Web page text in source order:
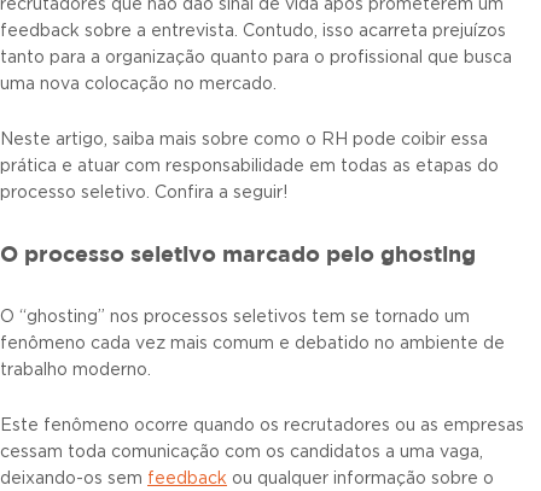
recrutadores que não dão sinal de vida após prometerem um
feedback sobre a entrevista. Contudo, isso acarreta prejuízos
tanto para a organização quanto para o profissional que busca
uma nova colocação no mercado.
Neste artigo, saiba mais sobre como o RH pode coibir essa
prática e atuar com responsabilidade em todas as etapas do
processo seletivo. Confira a seguir!
O processo seletivo marcado pelo ghosting
O “ghosting” nos processos seletivos tem se tornado um
fenômeno cada vez mais comum e debatido no ambiente de
trabalho moderno.
Este fenômeno ocorre quando os recrutadores ou as empresas
cessam toda comunicação com os candidatos a uma vaga,
deixando-os sem feedback ou qualquer informação sobre o